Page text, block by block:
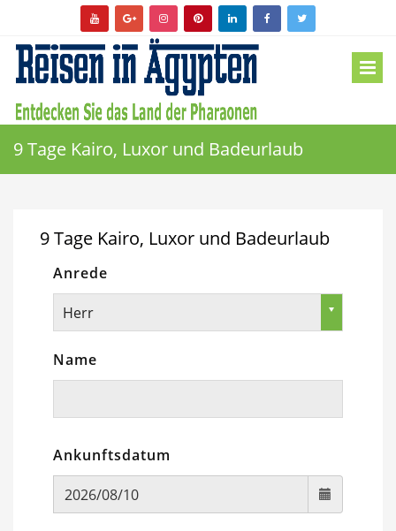
9 Tage Kairo, Luxor und Badeurlaub
9 Tage Kairo, Luxor und Badeurlaub
Anrede
Herr
Name
Ankunftsdatum